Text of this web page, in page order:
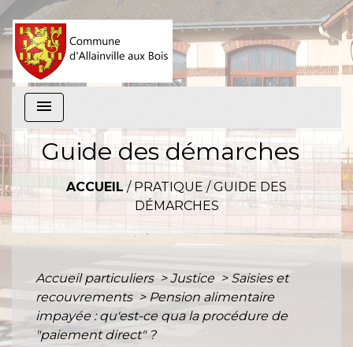
menu
Guide des démarches
ACCUEIL/ PRATIQUE /GUIDE DES
DÉMARCHES
Accueil particuliers > Justice > Saisies et
recouvrements > Pension alimentaire
impayée : qu'est-ce qua la procédure de
"paiement direct" ?